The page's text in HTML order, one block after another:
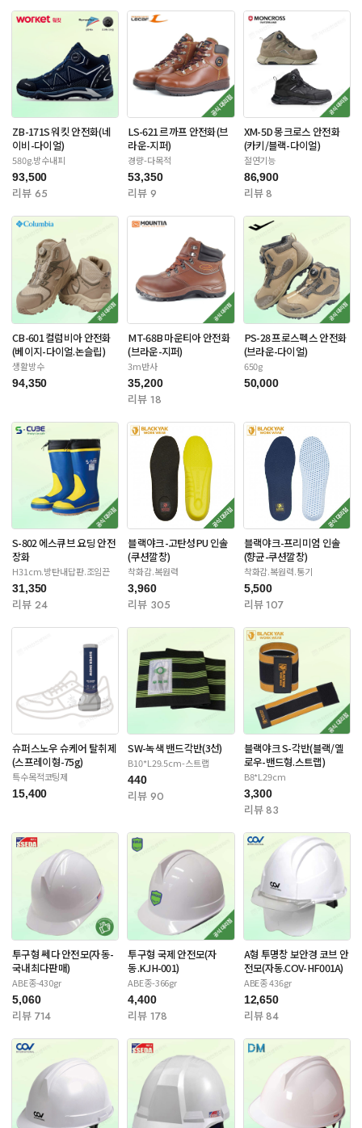
ZB-171S 워킷 안전화(네
이비-다이얼)
580g.방수내피
93,500
리뷰 65
LS-621 르까프 안전화(브
라운-지퍼)
경량-다목적
53,350
리뷰 9
XM-5D 몽크로스 안전화
(카키/블랙-다이얼)
절연기능
86,900
리뷰 8
CB-601 컬럼비아 안전화
(베이지-다이얼.논슬립)
생활방수
94,350
MT-68B 마운티아 안전화
(브라운-지퍼)
3m반사
35,200
리뷰 18
PS-28 프로스펙스 안전화
(브라운-다이얼)
650g
50,000
S-802 에스큐브 요딩 안전
장화
H31cm.방탄내답판.조임끈
31,350
리뷰 24
블랙야크-고탄성PU 인솔
(쿠션깔창)
착화감.복원력
3,960
리뷰 305
블랙야크-프리미엄 인솔
(향균-쿠션깔창)
착화감.복원력.통기
5,500
리뷰 107
슈퍼스노우 슈케어 탈취제
(스프레이형-75g)
특수목적코팅제
15,400
SW-녹색 밴드각반(3선)
B10*L29.5cm-스트랩
440
리뷰 90
블랙야크 S-각반(블랙/옐
로우-밴드형.스트랩)
B8*L29cm
3,300
리뷰 83
투구형 쎄다 안전모(자동-
국내최다판매)
ABE종-430gr
5,060
리뷰 714
투구형 국제 안전모(자
동.KJH-001)
ABE종-366gr
4,400
리뷰 178
A형 투명창 보안경 코브 안
전모(자동.COV-HF001A)
ABE종 436gr
12,650
리뷰 84